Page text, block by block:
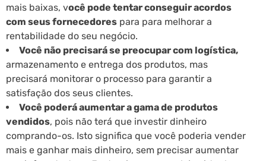
mais baixas, você pode tentar conseguir acordos
com seus fornecedores para para melhorar a
rentabilidade do seu negócio.
Você não precisará se preocupar com logística,
armazenamento e entrega dos produtos, mas
precisará monitorar o processo para garantir a
satisfação dos seus clientes.
Você poderá aumentar a gama de produtos
vendidos, pois não terá que investir dinheiro
comprando-os. Isto significa que você poderia vender
mais e ganhar mais dinheiro, sem precisar aumentar